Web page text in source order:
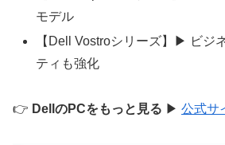
モデル
【Dell Vostroシリーズ】▶ ビジ
ティも強化
👉 DellのPCをもっと見る ▶ 公式サ